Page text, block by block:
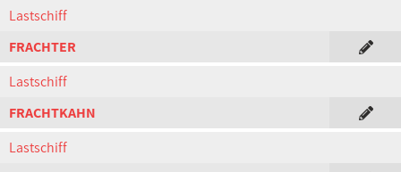
Lastschiff
FRACHTER
Lastschiff
FRACHTKAHN
Lastschiff